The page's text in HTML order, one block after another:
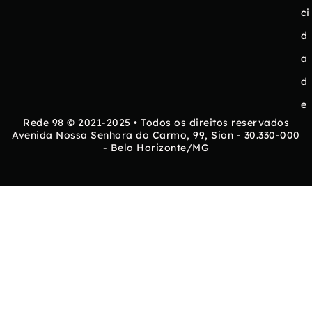
ci
d
a
d
e
Rede 98 © 2021-2025 • Todos os direitos reservados
Avenida Nossa Senhora do Carmo, 99, Sion - 30.330-000
- Belo Horizonte/MG